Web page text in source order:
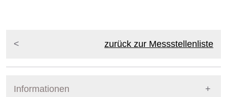
zurück zur Messstellenliste
Informationen